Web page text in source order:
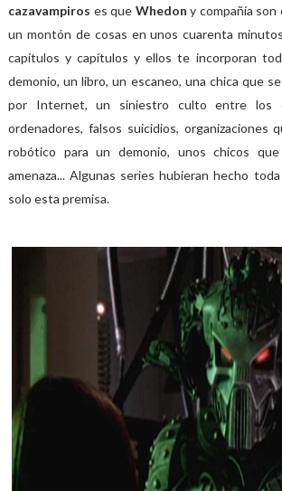
cazavampiros es que Whedony compañía
un montón de cosas en unos cuarenta
capítulos y capítulos y ellos te incorporan
demonio, un libro, un escaneo, una chica que
por Internet, un siniestro culto entre los
ordenadores, falsos suicidios, organizaciones
robótico para un demonio, unos chicos
amenaza... Algunas series hubieran hecho
solo esta premisa.